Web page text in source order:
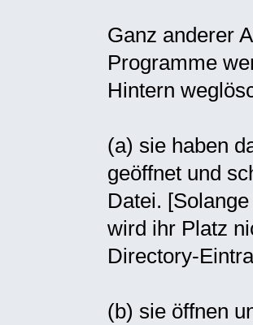
Ganz anderer
Programme
Hintern
(a) sie haben
geöffnet und
Datei.
wird ihr Platz
Directory-
(b) sie öffnen